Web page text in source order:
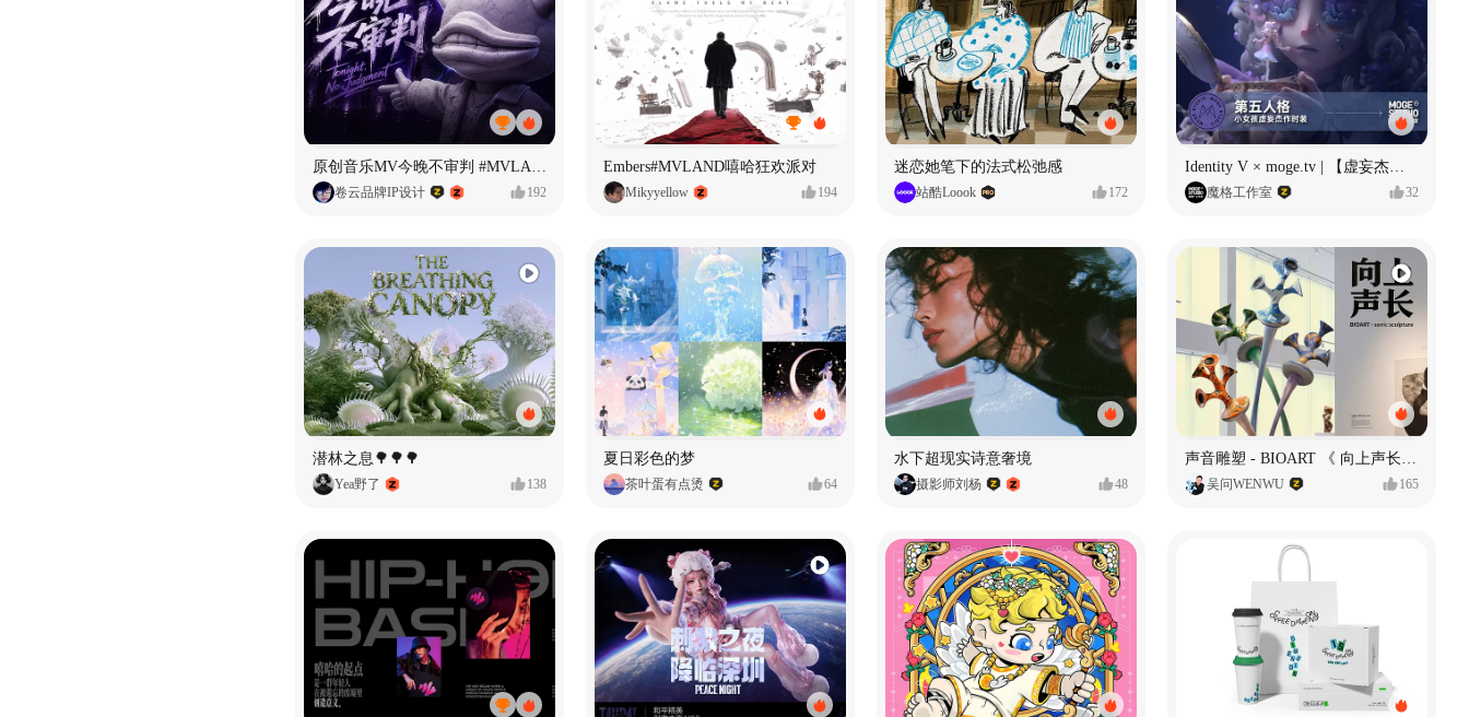
原创音乐MV今晚不审判 #MVLAND嘻哈狂欢派对
卷云品牌IP设计 192
Embers#MVLAND嘻哈狂欢派对
Mikyyellow 194
迷恋她笔下的法式松弛感
站酷Loook 172
Identity V × moge.tv | 【虚妄杰作时装】“小女孩”
魔格工作室 32
潜林之息🌳🌳🌳
Yea野了 138
夏日彩色的梦
茶叶蛋有点烫 64
水下超现实诗意奢境
摄影师刘杨 48 吴问WENWU 165